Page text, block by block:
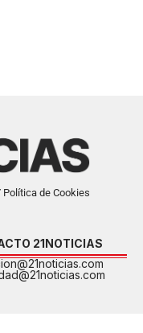
de Cookies
21NOTICIAS